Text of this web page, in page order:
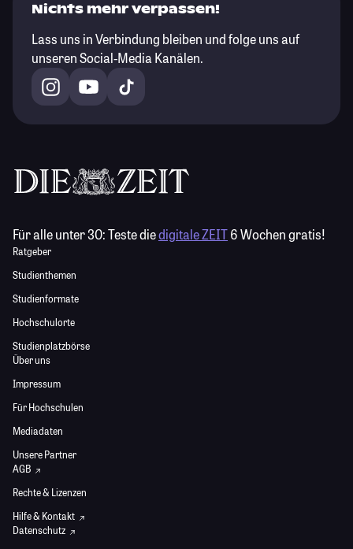
Nichts mehr verpassen!
Lass uns in Verbindung bleiben und folge uns auf
unseren Social-Media Kanälen.
Für alle unter 30:Teste diedigitale ZEIT6 Wochen gratis!
Ratgeber
Studienthemen
Studienformate
Hochschulorte
Studienplatzbörse
Über uns
Impressum
Für Hochschulen
Mediadaten
Unsere Partner
AGB
Rechte & Lizenzen
Hilfe & Kontakt
Datenschutz